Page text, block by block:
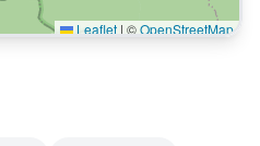
Leaflet | ©OpenStreetMap